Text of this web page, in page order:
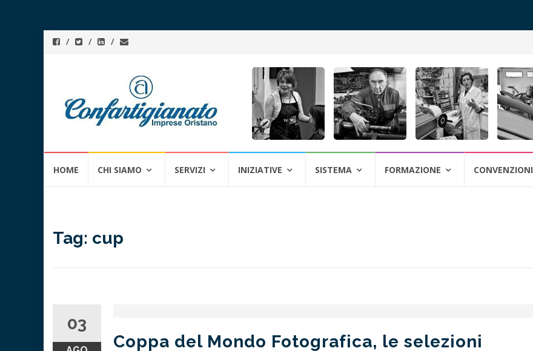
HOME CHI SIAMO SERVIZI INIZIATIVE SISTEMA FORMAZIONE CONVENZIONI
Tag: cup
03
Coppa del Mondo Fotografica, le selezioni